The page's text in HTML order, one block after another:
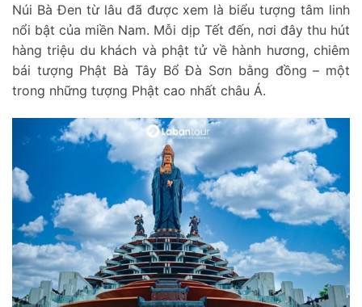
Núi Bà Đen từ lâu đã được xem là biểu tượng tâm linh
nổi bật của miền Nam. Mỗi dịp Tết đến, nơi đây thu hút
hàng triệu du khách và phật tử về hành hương, chiêm
bái tượng Phật Bà Tây Bổ Đà Sơn bằng đồng – một
trong những tượng Phật cao nhất châu Á.